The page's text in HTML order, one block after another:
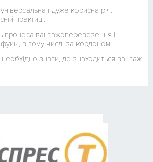
і дуже корисна річ.
практиці.
процеса вантажоперевезення і
в тому числі за кордоном.
знати, де знаходиться вантаж